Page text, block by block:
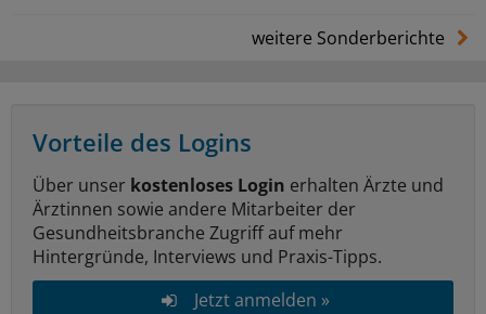
weitere Sonderberichte
Vorteile des Logins
Über unser kostenloses Login erhalten Ärzte und
Ärztinnen sowie andere Mitarbeiter der
Gesundheitsbranche Zugriff auf mehr
Hintergründe, Interviews und Praxis-Tipps.
Jetzt anmelden »